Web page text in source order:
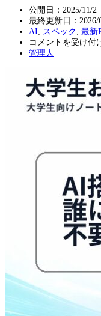
公開日：2025/11/2
最終更新日： 2026/
AI
スペック 最新
AI
搭
PC）
は
誰
い
選
方
コメントを受け付
管理人